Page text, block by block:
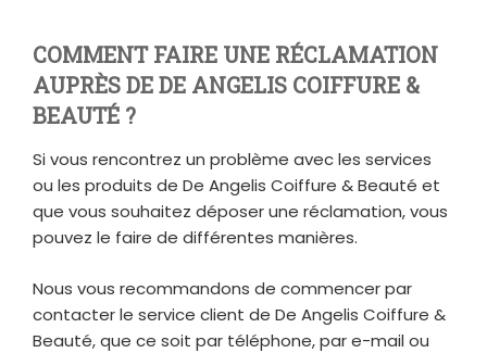
COMMENT FAIRE UNE RÉCLAMATION
AUPRÈS DE DE ANGELIS COIFFURE &
BEAUTÉ ?
Si vous rencontrez un problème avec les services
ou les produits de De Angelis Coiffure & Beauté et
que vous souhaitez déposer une réclamation, vous
pouvez le faire de différentes manières.
Nous vous recommandons de commencer par
contacter le service client de De Angelis Coiffure &
Beauté, que ce soit par téléphone, par e-mail ou